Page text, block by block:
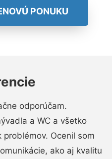
PONUKU
odporúčam.
a WC a všetko
Ocenil som
ako aj kvalitu